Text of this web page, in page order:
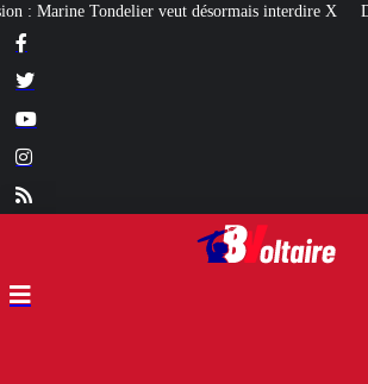
interdire X Des flammes au gibet : quatre